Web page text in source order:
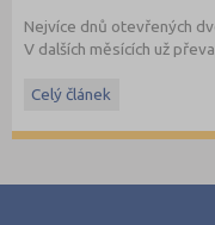
Nejvíce dnů otevřených
V dalších měsících už
Celý článek